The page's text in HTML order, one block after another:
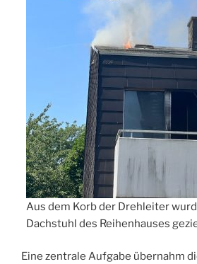
Aus dem Korb der Drehleiter
Dachstuhl des Reihenhauses
Eine zentrale Aufgabe übernahm